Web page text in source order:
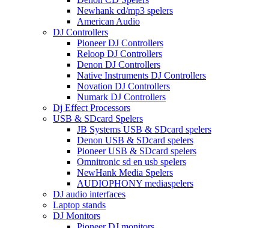
Newhank cd/mp3 spelers
American Audio
DJ Controllers
Pioneer DJ Controllers
Reloop DJ Controllers
Denon DJ Controllers
Native Instruments DJ Controllers
Novation DJ Controllers
Numark DJ Controllers
Dj Effect Processors
USB & SDcard Spelers
JB Systems USB & SDcard spelers
Denon USB & SDcard spelers
Pioneer USB & SDcard spelers
Omnitronic sd en usb spelers
NewHank Media Spelers
AUDIOPHONY mediaspelers
DJ audio interfaces
Laptop stands
DJ Monitors